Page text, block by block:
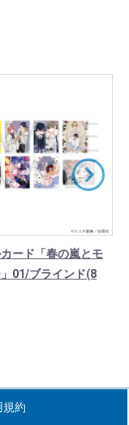
ード「春の嵐とモ
01/ブラインド(8
規約